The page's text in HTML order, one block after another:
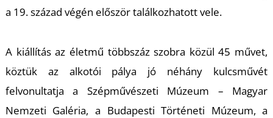
a 19. század végén először találkozhatott vele.
A kiállítás az életmű többszáz szobra közül 45 művet,
köztük az alkotói pálya jó néhány kulcsművét
felvonultatja a Szépművészeti Múzeum – Magyar
Nemzeti Galéria, a Budapesti Történeti Múzeum, a